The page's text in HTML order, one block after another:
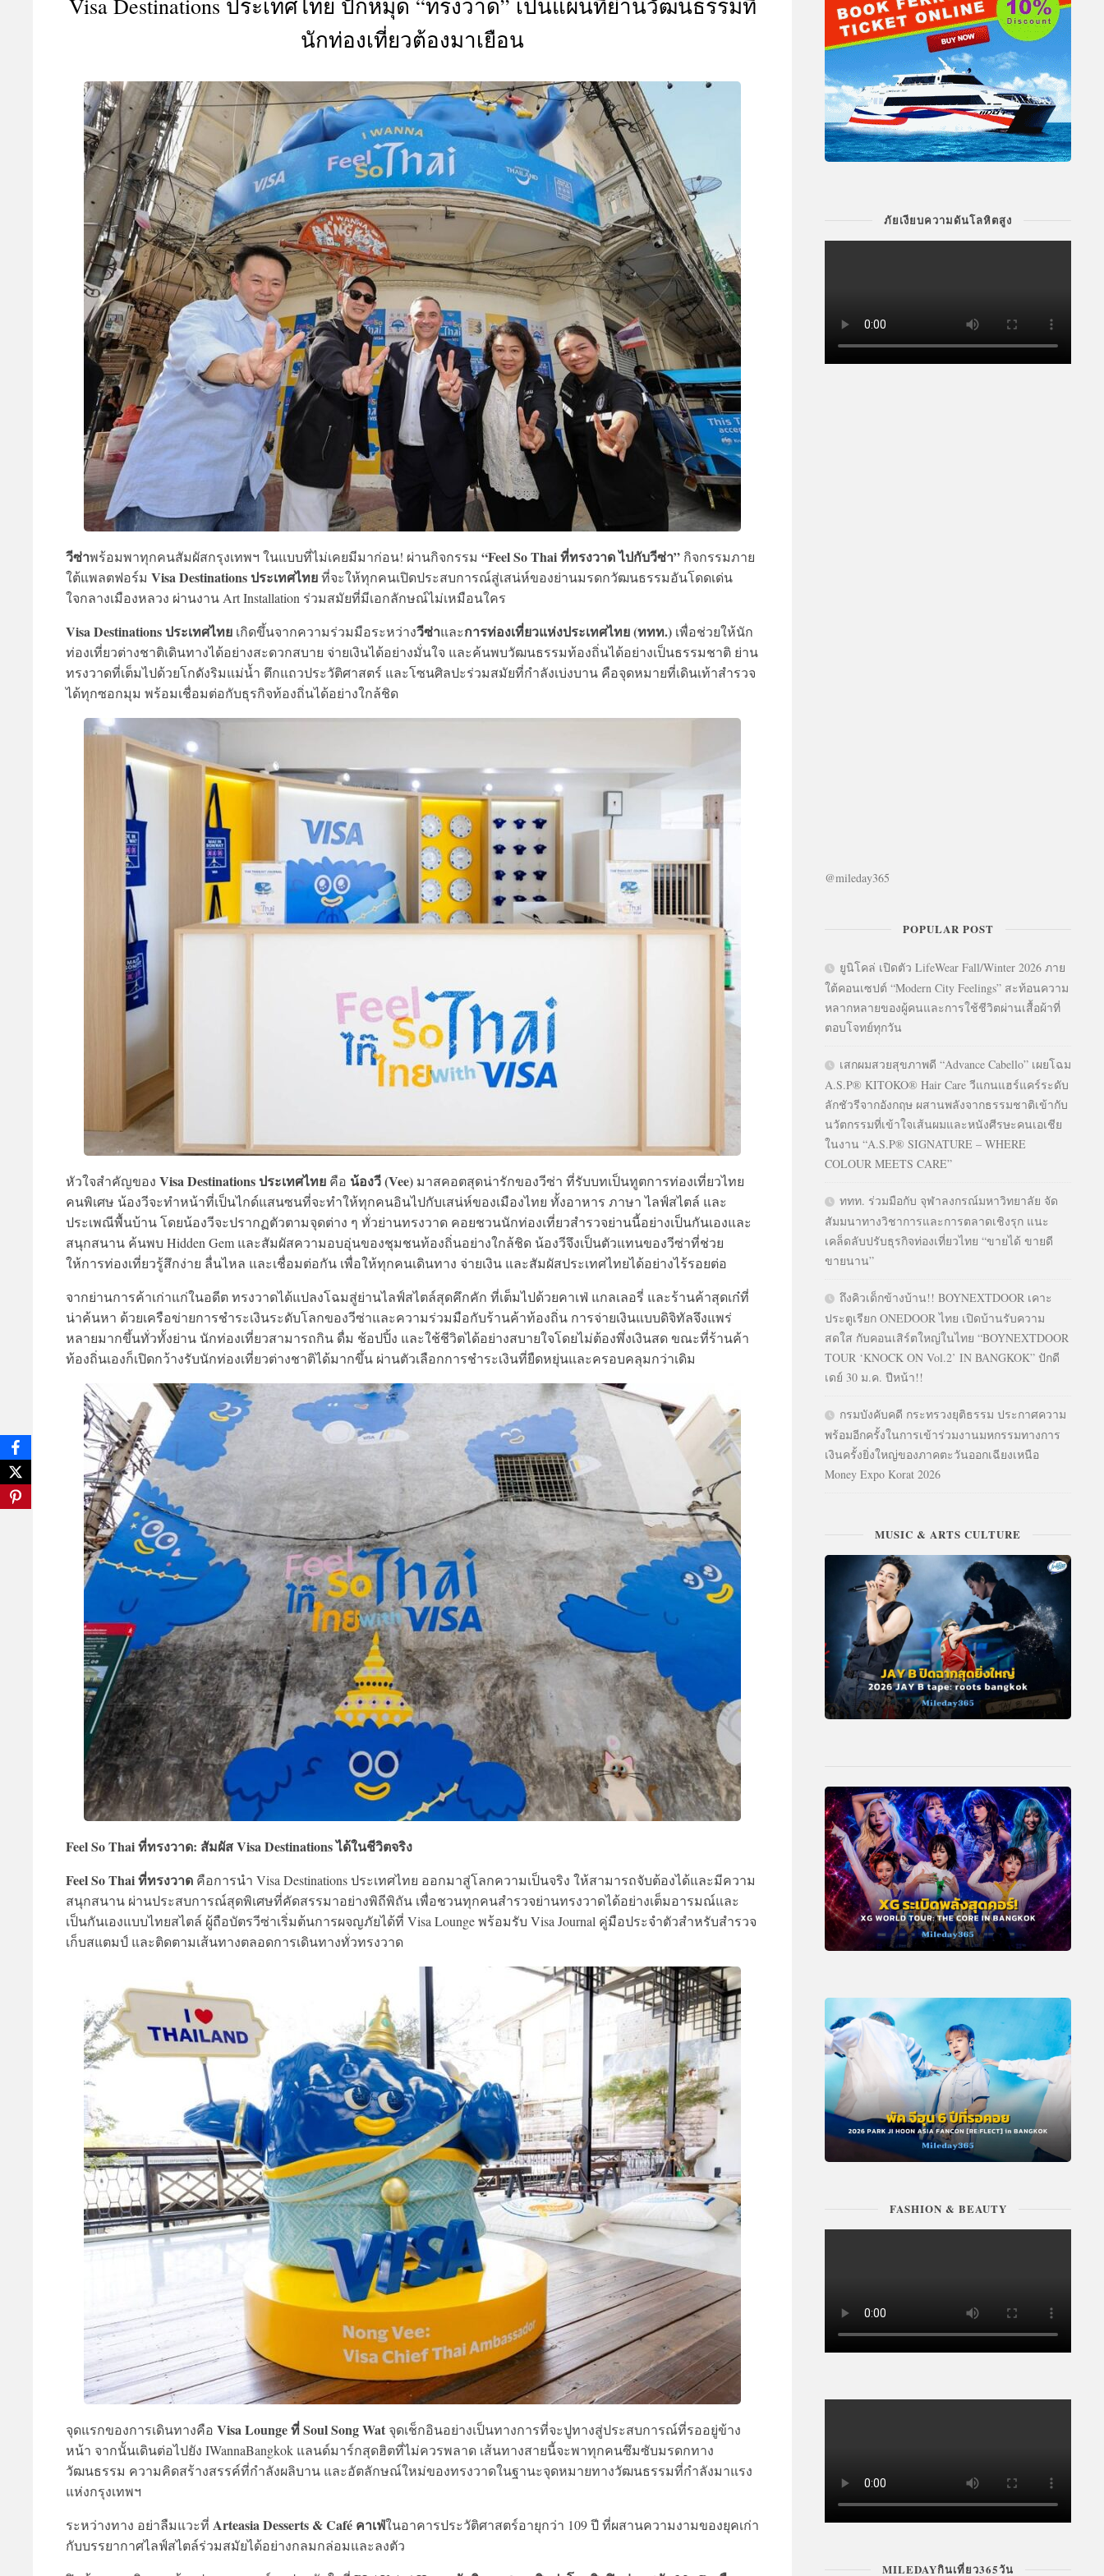
ACTIVITIES
&
DEAL
Visa Destinations ประเทศไทย ปักหมุด “ทรงวาด” เป็นแผนที่ย่านวัฒนธรรมที่
นักท่องเที่ยวต้องมาเยือน
วีซ่าพร้อมพาทุกคนสัมผัสกรุงเทพฯ ในแบบที่ไม่เคยมีมาก่อน! ผ่านกิจกรรม “Feel So Thai ที่ทรงวาด ไปกับวีซ่า” กิจกรรมภาย
ใต้แพลตฟอร์ม Visa Destinations ประเทศไทยที่จะให้ทุกคนเปิดประสบการณ์สู่เสน่ห์ของย่านมรดกวัฒนธรรมอันโดดเด่น
ใจกลางเมืองหลวง ผ่านงาน Art Installation ร่วมสมัยที่มีเอกลักษณ์ไม่เหมือนใคร
Visa Destinations ประเทศไทย เกิดขึ้นจากความร่วมมือระหว่างวีซ่าและการท่องเที่ยวแห่งประเทศไทย (ททท.) เพื่อช่วยให้นัก
ท่องเที่ยวต่างชาติเดินทางได้อย่างสะดวกสบาย จ่ายเงินได้อย่างมั่นใจ และค้นพบวัฒนธรรมท้องถิ่นได้อย่างเป็นธรรมชาติ ย่าน
ทรงวาดที่เต็มไปด้วยโกดังริมแม่น้ำ ตึกแถวประวัติศาสตร์ และโซนศิลปะร่วมสมัยที่กำลังเบ่งบาน คือจุดหมายที่เดินเท้าสำรวจ
ได้ทุกซอกมุม พร้อมเชื่อมต่อกับธุรกิจท้องถิ่นได้อย่างใกล้ชิด
หัวใจสำคัญของ Visa Destinations ประเทศไทย คือ น้องวี (Vee) มาสคอตสุดน่ารักของวีซ่า ที่รับบทเป็นทูตการท่องเที่ยวไทย
คนพิเศษ น้องวีจะทำหน้าที่เป็นไกด์แสนซนที่จะทำให้ทุกคนอินไปกับเสน่ห์ของเมืองไทย ทั้งอาหาร ภาษา ไลฟ์สไตล์ และ
ประเพณีพื้นบ้าน โดยน้องวีจะปรากฏตัวตามจุดต่าง ๆ ทั่วย่านทรงวาด คอยชวนนักท่องเที่ยวสำรวจย่านนี้อย่างเป็นกันเองและ
สนุกสนาน ค้นพบ Hidden Gem และสัมผัสความอบอุ่นของชุมชนท้องถิ่นอย่างใกล้ชิด น้องวีจึงเป็นตัวแทนของวีซ่าที่ช่วย
ให้การท่องเที่ยวรู้สึกง่าย ลื่นไหล และเชื่อมต่อกัน เพื่อให้ทุกคนเดินทาง จ่ายเงิน และสัมผัสประเทศไทยได้อย่างไร้รอยต่อ
จากย่านการค้าเก่าแก่ในอดีต ทรงวาดได้แปลงโฉมสู่ย่านไลฟ์สไตล์สุดคึกคัก ที่เต็มไปด้วยคาเฟ่ แกลเลอรี่ และร้านค้าสุดเก๋ที่
น่าค้นหา ด้วยเครือข่ายการชำระเงินระดับโลกของวีซ่าและความร่วมมือกับร้านค้าท้องถิ่น การจ่ายเงินแบบดิจิทัลจึงแพร่
หลายมากขึ้นทั่วทั้งย่าน นักท่องเที่ยวสามารถกิน ดื่ม ช้อปปิ้ง และใช้ชีวิตได้อย่างสบายใจโดยไม่ต้องพึ่งเงินสด ขณะที่ร้านค้า
ท้องถิ่นเองก็เปิดกว้างรับนักท่องเที่ยวต่างชาติได้มากขึ้น ผ่านตัวเลือกการชำระเงินที่ยืดหยุ่นและครอบคลุมกว่าเดิม
Feel So Thai ที่ทรงวาด: สัมผัส Visa Destinations ได้ในชีวิตจริง
Feel So Thai ที่ทรงวาด คือการนำ Visa Destinations ประเทศไทย ออกมาสู่โลกความเป็นจริง ให้สามารถจับต้องได้และมีความ
สนุกสนาน ผ่านประสบการณ์สุดพิเศษที่คัดสรรมาอย่างพิถีพิถัน เพื่อชวนทุกคนสำรวจย่านทรงวาดได้อย่างเต็มอารมณ์และ
เป็นกันเองแบบไทยสไตล์ ผู้ถือบัตรวีซ่าเริ่มต้นการผจญภัยได้ที่ Visa Lounge พร้อมรับ Visa Journal คู่มือประจำตัวสำหรับสำรวจ
เก็บสแตมป์ และติดตามเส้นทางตลอดการเดินทางทั่วทรงวาด
จุดแรกของการเดินทางคือ Visa Lounge ที่ Soul Song Wat จุดเช็กอินอย่างเป็นทางการที่จะปูทางสู่ประสบการณ์ที่รออยู่ข้าง
หน้า จากนั้นเดินต่อไปยัง IWannaBangkok แลนด์มาร์กสุดฮิตที่ไม่ควรพลาด เส้นทางสายนี้จะพาทุกคนซึมซับมรดกทาง
วัฒนธรรม ความคิดสร้างสรรค์ที่กำลังผลิบาน และอัตลักษณ์ใหม่ของทรงวาดในฐานะจุดหมายทางวัฒนธรรมที่กำลังมาแรง
แห่งกรุงเทพฯ
ระหว่างทาง อย่าลืมแวะที่ Arteasia Desserts & Café คาเฟ่ในอาคารประวัติศาสตร์อายุกว่า 109 ปี ที่ผสานความงามของยุคเก่า
กับบรรยากาศไลฟ์สไตล์ร่วมสมัยได้อย่างกลมกล่อมและลงตัว
ภัยเงียบความดันโลหิตสูง
@mileday365
POPULAR POST
ยูนิโคล่ เปิดตัว LifeWear Fall/Winter 2026 ภาย
ใต้คอนเซปต์ “Modern City Feelings” สะท้อนความ
หลากหลายของผู้คนและการใช้ชีวิตผ่านเสื้อผ้าที่
ตอบโจทย์ทุกวัน
เสกผมสวยสุขภาพดี “Advance Cabello” เผยโฉม
A.S.P® KITOKO® Hair Care วีแกนแฮร์แคร์ระดับ
ลักชัวรีจากอังกฤษ ผสานพลังจากธรรมชาติเข้ากับ
นวัตกรรมที่เข้าใจเส้นผมและหนังศีรษะคนเอเชีย
ในงาน “A.S.P® SIGNATURE – WHERE
COLOUR MEETS CARE”
ททท. ร่วมมือกับ จุฬาลงกรณ์มหาวิทยาลัย จัด
สัมมนาทางวิชาการและการตลาดเชิงรุก แนะ
เคล็ดลับปรับธุรกิจท่องเที่ยวไทย “ขายได้ ขายดี
ขายนาน”
ถึงคิวเด็กข้างบ้าน!! BOYNEXTDOOR เคาะ
ประตูเรียก ONEDOOR ไทย เปิดบ้านรับความ
สดใส กับคอนเสิร์ตใหญ่ในไทย “BOYNEXTDOOR
TOUR ‘KNOCK ON Vol.2’ IN BANGKOK” ปักดี
เดย์ 30 ม.ค. ปีหน้า!!
กรมบังคับคดี กระทรวงยุติธรรม ประกาศความ
พร้อมอีกครั้งในการเข้าร่วมงานมหกรรมทางการ
เงินครั้งยิ่งใหญ่ของภาคตะวันออกเฉียงเหนือ
Money Expo Korat 2026
MUSIC & ARTS CULTURE
FASHION & BEAUTY
MILEDAYกินเที่ยว365วัน